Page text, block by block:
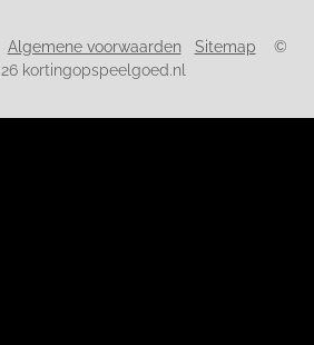
Algemene voorwaarden Sitemap ©
kortingopspeelgoed.nl